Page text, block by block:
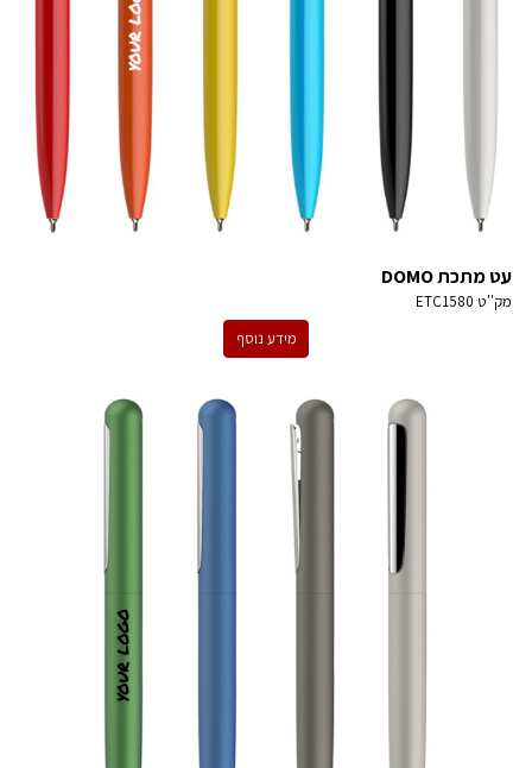
עט מתכת DOMO
מק''ט ETC1580
מידע נוסף